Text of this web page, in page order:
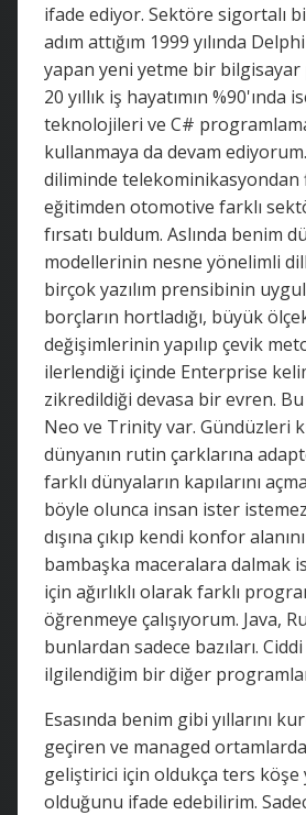
ifade ediyor. Sektöre sigortalı
adım attığım 1999 yılında
yapan yeni yetme bir bilgisayar
20 yıllık iş hayatımın %90'ında
teknolojileri ve C#
kullanmaya da devam
diliminde telekominikasyondan
eğitimden otomotive farklı
fırsatı buldum. Aslında benim
modellerinin nesne yönelimli
birçok yazılım prensibinin
borçların hortladığı, büyük
değişimlerinin yapılıp çevik
ilerlendiği içinde Enterprise
zikredildiği devasa bir evren.
Neo ve Trinity var. Gündüzleri
dünyanın rutin çarklarına
farklı dünyaların kapılarını
böyle olunca insan ister
dışına çıkıp kendi konfor
bambaşka maceralara dalmak
için ağırlıklı olarak farklı
öğrenmeye çalışıyorum. Java,
bunlardan sadece bazıları.
ilgilendiğim bir diğer
Esasında benim gibi yıllarını
geçiren ve managed
geliştirici için oldukça ters köşe
olduğunu ifade edebilirim.